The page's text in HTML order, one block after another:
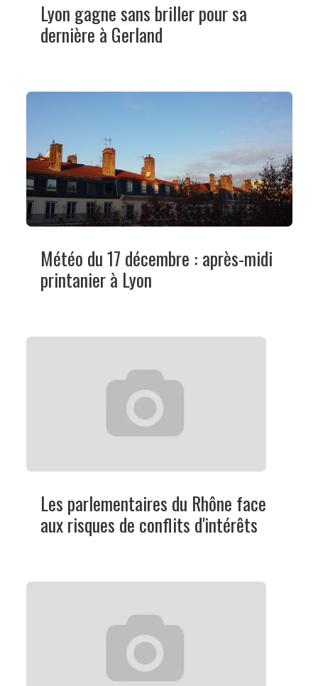
Lyon gagne sans briller pour sa
dernière à Gerland
Météo du 17 décembre : après-midi
printanier à Lyon
Les parlementaires du Rhône face
aux risques de conflits d'intérêts